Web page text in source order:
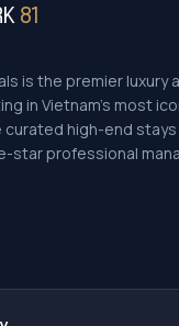
81
is the premier luxury
in Vietnam's most
curated high-end
star professional